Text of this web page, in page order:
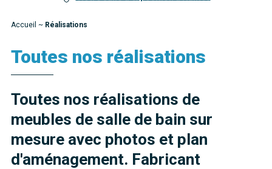
Accueil ~ Réalisations
Toutes nos réalisations
Toutes nos réalisations de
meubles de salle de bain sur
mesure avec photos et plan
d'aménagement. Fabricant